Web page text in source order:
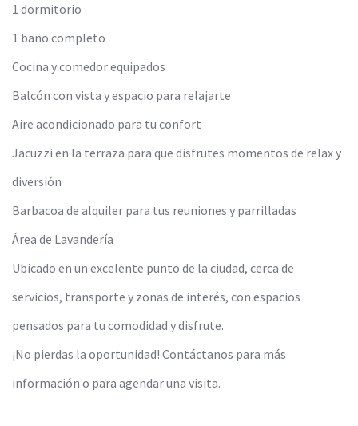
1 dormitorio
1 baño completo
Cocina y comedor equipados
Balcón con vista y espacio para relajarte
Aire acondicionado para tu confort
Jacuzzi en la terraza para que disfrutes momentos de relax y
diversión
Barbacoa de alquiler para tus reuniones y parrilladas
Área de Lavandería
Ubicado en un excelente punto de la ciudad, cerca de
servicios, transporte y zonas de interés, con espacios
pensados para tu comodidad y disfrute.
¡No pierdas la oportunidad! Contáctanos para más
información o para agendar una visita.